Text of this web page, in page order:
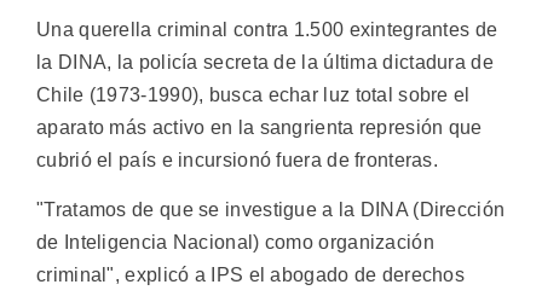
Una querella criminal contra 1.500 exintegrantes de
la DINA, la policía secreta de la última dictadura de
Chile (1973-1990), busca echar luz total sobre el
aparato más activo en la sangrienta represión que
cubrió el país e incursionó fuera de fronteras.
"Tratamos de que se investigue a la DINA (Dirección
de Inteligencia Nacional) como organización
criminal", explicó a IPS el abogado de derechos